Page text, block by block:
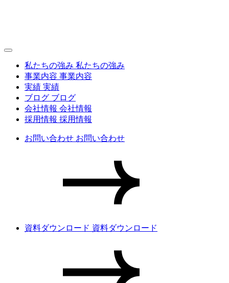
私たちの強み 私たちの強み
事業内容 事業内容
実績 実績
ブログ ブログ
会社情報 会社情報
採用情報 採用情報
お問い合わせ お問い合わせ
資料ダウンロード 資料ダウンロード